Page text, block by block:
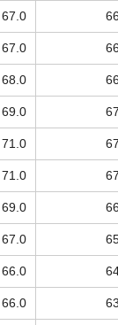
67.0
67.0
68.0
69.0
71.0
71.0
69.0
67.0
66.0
66.0